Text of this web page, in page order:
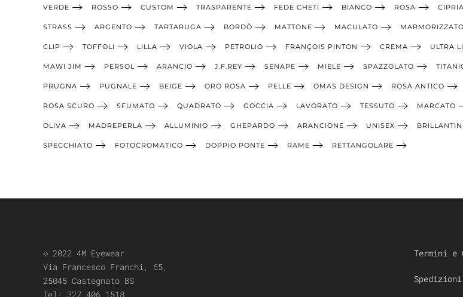
VERDE ROSSO CUSTOM TRASPARENTE FEDE CHETI BIANCO ROSA CIPRIA
STRASS ARGENTO TARTARUGA BORDÒ MATTONE MACULATO MARMORIZZATO
CLIP TOFFOLI LILLA VIOLA PETROLIO FRANÇOIS PINTON CREMA ULTRA
MAWI JIM PERSOL ARANCIO J.F.REY SENAPE MIELE SPAZZOLATO
PRUGNA PUGNALE BEIGE ORO ROSA PELLE OMAS DESIGN ROSA ANTICO
ROSA SCURO SFUMATO QUADRATO GOCCIA LAVORATO TESSUTO MARCATO
OLIVA MADREPERLA ALLUMINIO GHEPARDO ARANCIONE UNISEX BRILLANTINI
SPECCHIATO FOTOCROMATICO DOPPIO PONTE RAME RETTANGOLARE
© 2022 4M Eyewear
Via Francesco Franchi, 65,
25045 Castegnato BS
Tel: 327 406 1518
Termini e